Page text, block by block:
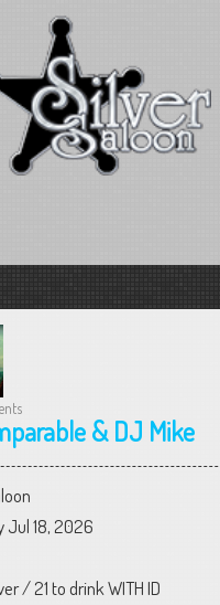
& DJ Mike
Jul 18, 2026
/ 21 to drink WITH ID